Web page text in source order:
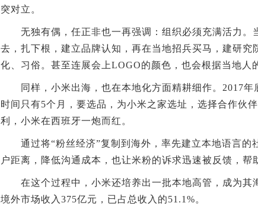
突对立。
无独有偶，任正非也一再强调：组织必须充满活力。
去，扎下根，建立品牌认知，再在当地招兵买马，建研
化、习俗。甚至连展会上LOGO的颜色，也会根据当地人
同样，小米出海，也在本地化方面精耕细作。2017年
时间只有5个月，要选品，为小米之家选址，选择合作伙
利，小米在西班牙一炮而红。
通过将“粉丝经济”复制到海外，率先建立本地语言的
户距离，降低沟通成本，也让米粉的诉求迅速被反馈，帮
在这个过程中，小米还培养出一批本地高管，成为其
境外市场收入375亿元，已占总收入的51.1%。